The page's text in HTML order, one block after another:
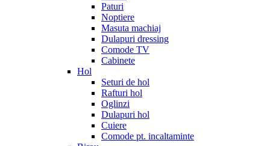
Paturi
Noptiere
Masuta machiaj
Dulapuri dressing
Comode TV
Cabinete
Hol
Seturi de hol
Rafturi hol
Oglinzi
Dulapuri hol
Cuiere
Comode pt. incaltaminte